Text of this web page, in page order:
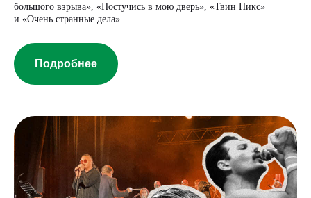
большого взрыва», «Постучись в мою дверь», «Твин Пикс»
и «Очень странные дела».
Подробнее